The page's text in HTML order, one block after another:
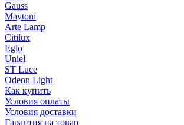
Gauss
Maytoni
Arte Lamp
Citilux
Eglo
Uniel
ST Luce
Odeon Light
Как купить
Условия оплаты
Условия доставки
Гарантия на товар